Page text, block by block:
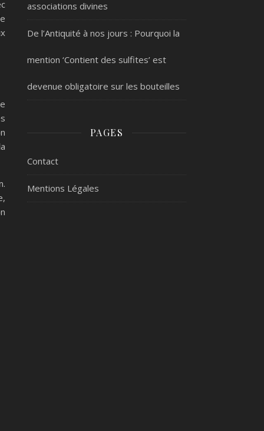
associations divines
De l’Antiquité à nos jours : Pourquoi la
mention ‘Contient des sulfites’ est
devenue obligatoire sur les bouteilles
PAGES
Contact
Mentions Légales